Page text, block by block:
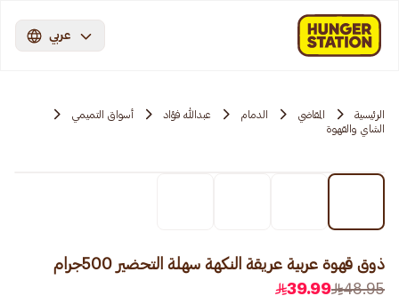
عربي
الرئيسية المقاضي الدمام عبدالله فؤاد
أسواق التميمي
الشاي والقهوة
ذوق قهوة عربية عريقة النكهة سهلة التحضير 500جرام
48.95
39.99